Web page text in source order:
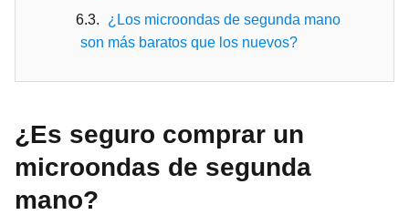
¿Los microondas de segunda mano
son más baratos que los nuevos?
¿Es seguro comprar un
microondas de segunda
mano?